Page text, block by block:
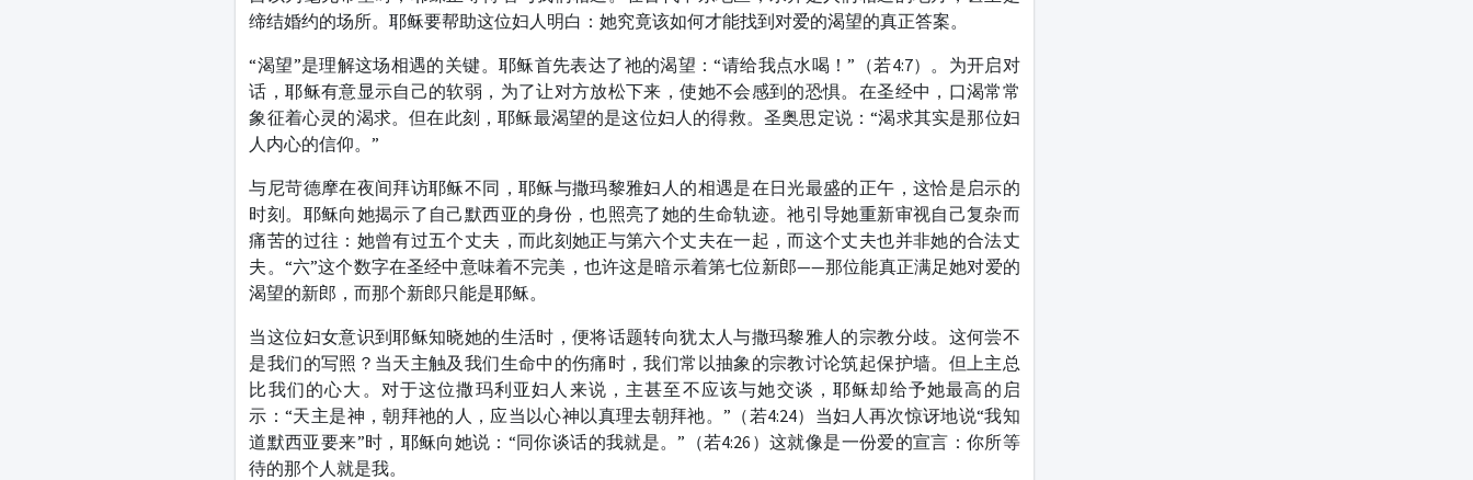
缔结婚约的场所。耶稣要帮助这位妇人明白：她究竟该如何才能找到对爱的渴望的真正答案。
“渴望”是理解这场相遇的关键。耶稣首先表达了祂的渴望：“请给我点水喝！”（若4:7）。为开启对
话，耶稣有意显示自己的软弱，为了让对方放松下来，使她不会感到的恐惧。在圣经中，口渴常常
象征着心灵的渴求。但在此刻，耶稣最渴望的是这位妇人的得救。圣奥思定说：“渴求其实是那位妇
人内心的信仰。”
与尼苛德摩在夜间拜访耶稣不同，耶稣与撒玛黎雅妇人的相遇是在日光最盛的正午，这恰是启示的
时刻。耶稣向她揭示了自己默西亚的身份，也照亮了她的生命轨迹。祂引导她重新审视自己复杂而
痛苦的过往：她曾有过五个丈夫，而此刻她正与第六个丈夫在一起，而这个丈夫也并非她的合法丈
夫。“六”这个数字在圣经中意味着不完美，也许这是暗示着第七位新郎——那位能真正满足她对爱的
渴望的新郎，而那个新郎只能是耶稣。
当这位妇女意识到耶稣知晓她的生活时，便将话题转向犹太人与撒玛黎雅人的宗教分歧。这何尝不
是我们的写照？当天主触及我们生命中的伤痛时，我们常以抽象的宗教讨论筑起保护墙。但上主总
比我们的心大。对于这位撒玛利亚妇人来说，主甚至不应该与她交谈，耶稣却给予她最高的启
示：“天主是神，朝拜祂的人，应当以心神以真理去朝拜祂。”（若4:24）当妇人再次惊讶地说“我知
道默西亚要来”时，耶稣向她说：“同你谈话的我就是。”（若4:26）这就像是一份爱的宣言：你所等
待的那个人就是我。